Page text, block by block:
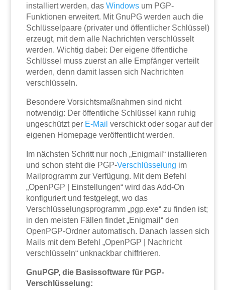
installiert werden, dasWindows um PGP-
Funktionen erweitert. Mit GnuPG werden auch die
Schlüsselpaare (privater und öffentlicher Schlüssel)
erzeugt, mit dem alle Nachrichten verschlüsselt
werden. Wichtig dabei: Der eigene öffentliche
Schlüssel muss zuerst an alle Empfänger verteilt
werden, denn damit lassen sich Nachrichten
verschlüsseln.
Besondere Vorsichtsmaßnahmen sind nicht
notwendig: Der öffentliche Schlüssel kann ruhig
ungeschützt per E-Mail verschickt oder sogar auf der
eigenen Homepage veröffentlicht werden.
Im nächsten Schritt nur noch „Enigmail“ installieren
und schon steht die PGP-Verschlüsselung im
Mailprogramm zur Verfügung. Mit dem Befehl
„OpenPGP | Einstellungen“ wird das Add-On
konfiguriert und festgelegt, wo das
Verschlüsselungsprogramm „pgp.exe“ zu finden ist;
in den meisten Fällen findet „Enigmail“ den
OpenPGP-Ordner automatisch. Danach lassen sich
Mails mit dem Befehl „OpenPGP | Nachricht
verschlüsseln“ unknackbar chiffrieren.
GnuPGP, die Basissoftware für PGP-
Verschlüsselung: